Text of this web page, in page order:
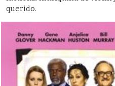
querido.